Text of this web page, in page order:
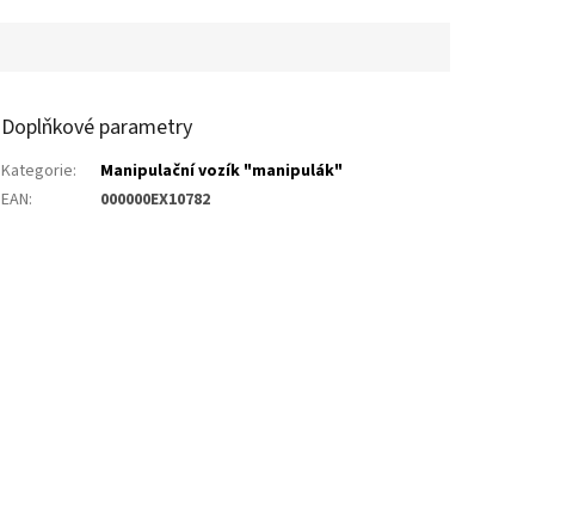
Doplňkové parametry
Kategorie:
Manipulační vozík "manipulák"
EAN: 000000EX10782